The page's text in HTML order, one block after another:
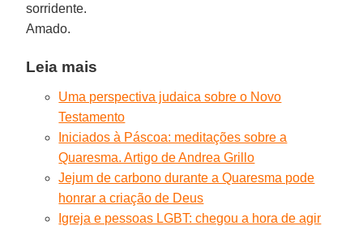
sorridente.
Amado.
Leia mais
Uma perspectiva judaica sobre o Novo
Testamento
Iniciados à Páscoa: meditações sobre a
Quaresma. Artigo de Andrea Grillo
Jejum de carbono durante a Quaresma pode
honrar a criação de Deus
Igreja e pessoas LGBT: chegou a hora de agir